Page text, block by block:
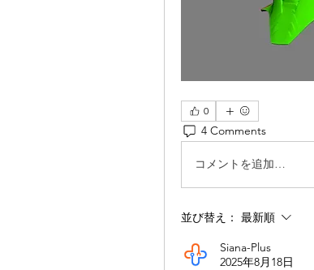
0
4 Comments
コメントを追加…
並び替え： 最新順
Siana-Plus
2025年8月18日